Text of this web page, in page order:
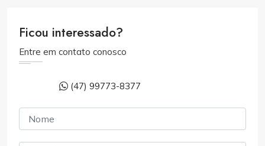
Ficou interessado?
Entre em contato conosco
(47) 99773-8377